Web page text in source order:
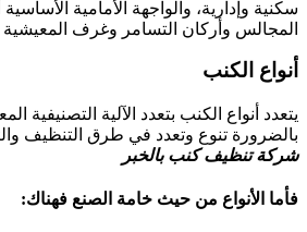
سكنية وإدارية، والواجهة الأمامية
المجالس وأركان التسامر وغرف المعيشية
أنواع الكنب
يتعدد أنواع الكنب بتعدد الآلية التصنيفية
بالضرورة تنوع وتعدد في طرق التنظيف
شركة تنظيف كنب بالخبر
فأما الأنواع من حيث خامة الصنع فهناك: